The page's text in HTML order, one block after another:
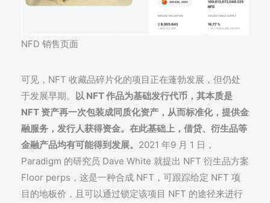
NFD 销售页面
可见，NFT 收藏品碎片化的项目正在蓬勃发展，但仍处
于发展早期。
以 NFT 作品为基础发行代币，其本质是
NFT 资产再一次包装成同质化资产，从而标准化，提供金
融服务，发行人获得资金。在此基础上，借贷、衍生品等
金融产品均有可能得到发展。 2021 年9 月 1 日，
Paradigm 的研究员 Dave White 就提出 NFT 衍生品方案
Floor perps，这是一种合成 NFT，可跟踪给定 NFT 项
目的地板价，且可以通过锁定该项目 NFT 的途径来进行